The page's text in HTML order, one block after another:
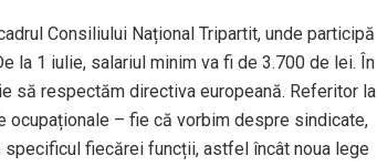
Consiliului Național Tripartit, unde participă
la 1 iulie, salariul minim va fi de 3.700 de lei. În
să respectăm directiva europeană. Referitor la
ocupaționale – fie că vorbim despre sindicate,
fiecărei funcții, astfel încât noua lege